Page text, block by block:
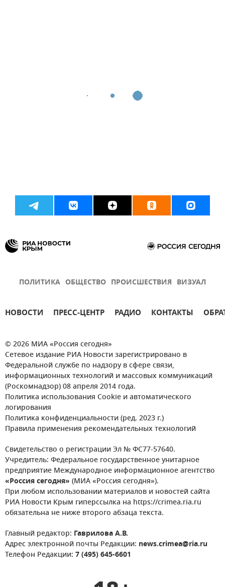
ПОЛИТИКА ОБЩЕСТВО ПРОИСШЕСТВИЯ ВИЗУАЛ
НОВОСТИ ПРЕСС-ЦЕНТР РАДИО КОНТАКТЫ
© 2026 МИА «Россия сегодня»
Сетевое издание РИА Новости зарегистрировано в
Федеральной службе по надзору в сфере связи,
информационных технологий и массовых коммуникаций
(Роскомнадзор) 08 апреля 2014 года.
Политика использования Cookie и автоматического
логирования
Политика конфиденциальности (ред. 2023 г.)
Правила применения рекомендательных технологий
Свидетельство о регистрации Эл № ФС77-57640.
Учредитель: Федеральное государственное унитарное
предприятие Международное информационное агентство
«Россия сегодня» (МИА «Россия сегодня»).
При любом использовании материалов и новостей сайта
РИА Новости Крым гиперссылка на https://crimea.ria.ru
обязательна не ниже второго абзаца текста.
Главный редактор: Гаврилова А.В.
Адрес электронной почты Редакции: news.crimea@ria.ru
Телефон Редакции: 7 (495) 645-6601